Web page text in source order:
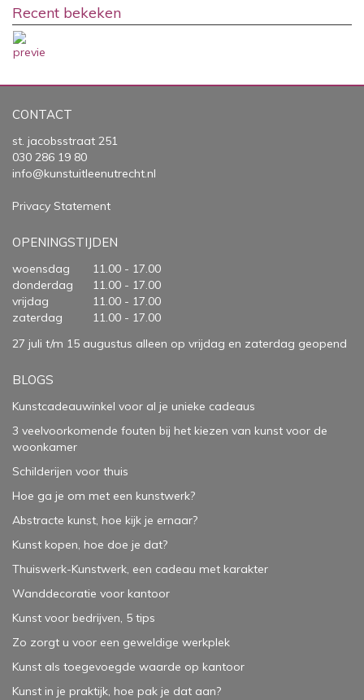
Recent bekeken
CONTACT
st. jacobsstraat 251
030 286 19 80
info@kunstuitleenutrecht.nl
Privacy Statement
OPENINGSTIJDEN
woensdag
11.00 - 17.00
donderdag
11.00 - 17.00
vrijdag
11.00 - 17.00
zaterdag
11.00 - 17.00
27 juli t/m 15 augustus alleen op vrijdag en zaterdag geopend
BLOGS
Kunstcadeauwinkel voor al je unieke cadeaus
3 veelvoorkomende fouten bij het kiezen van kunst voor de
woonkamer
Schilderijen voor thuis
Hoe ga je om met een kunstwerk?
Abstracte kunst, hoe kijk je ernaar?
Kunst kopen, hoe doe je dat?
Thuiswerk-Kunstwerk, een cadeau met karakter
Wanddecoratie voor kantoor
Kunst voor bedrijven, 5 tips
Zo zorgt u voor een geweldige werkplek
Kunst als toegevoegde waarde op kantoor
Kunst in je praktijk, hoe pak je dat aan?